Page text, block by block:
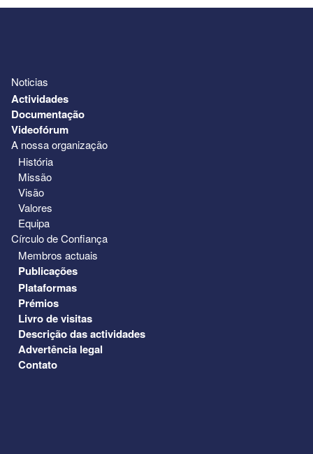
Noticias
Actividades
Documentação
Videofórum
A nossa organização
História
Missão
Visão
Valores
Equipa
Círculo de Confiança
Membros actuais
Publicações
Plataformas
Prémios
Livro de visitas
Descrição das actividades
Advertência legal
Contato